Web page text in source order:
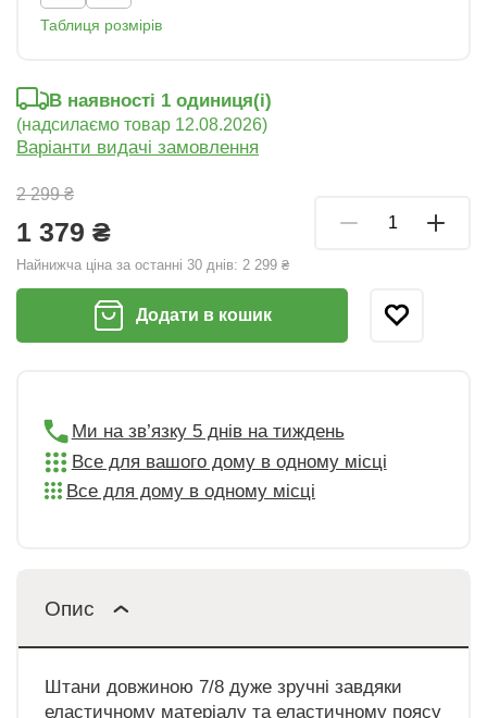
Таблиця розмірів
2 299 ₴
1 379 ₴
Найнижча ціна за останні 30 днів: 2 299 ₴
В наявності 1 oдиниця(і)
(надсилаємо товар 12.08.2026)
Варіанти видачі замовлення
Додати в кошик
Ми на зв’язку 5 днів на тиждень
Все для вашого дому в одному місці
Все для дому в одному місці
Опис
Штани довжиною 7/8 дуже зручні завдяки
еластичному матеріалу та еластичному поясу